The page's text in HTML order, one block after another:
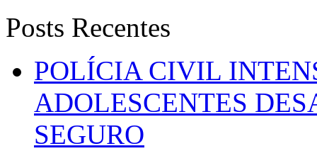
Posts Recentes
POLÍCIA CIVIL
ADOLESCENTES
SEGURO